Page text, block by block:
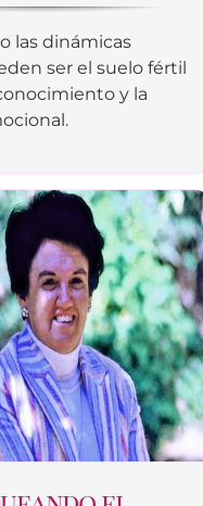
las dinámicas
ser el suelo fértil
y la